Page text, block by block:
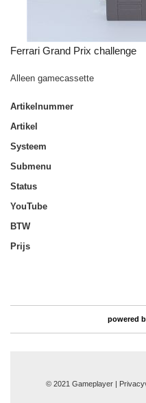
Ferrari Grand Prix challenge
Alleen gamecassette
Artikelnummer
Artikel
Systeem
Submenu
Status
YouTube
BTW
Prijs
powered
© 2021 Gameplayer |